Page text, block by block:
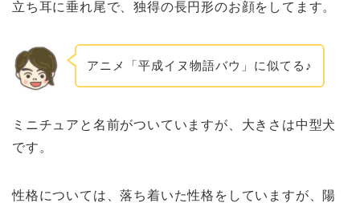
立ち耳に垂れ尾で、独得の長円形のお顔をしてます。
アニメ「平成イヌ物語バウ」に似てる♪
ミニチュアと名前がついていますが、大きさは中型犬
です。
性格については、落ち着いた性格をしていますが、陽